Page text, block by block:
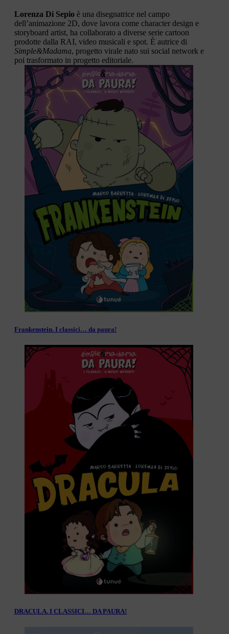
Lorenza Di Sepio è una disegnatrice nel campo
dell’animazione 2D, dove lavora come character design e
storyboard artist, ha collaborato a diverse serie cartoon
prodotte dalla RAI, video musicali e spot. È autrice di
Simple&Madama, progetto virale nato sui social network e
poi trasformato in progetto editoriale.
Frankenstein. I classici… da paura!
DRACULA. I CLASSICI… DA PAURA!